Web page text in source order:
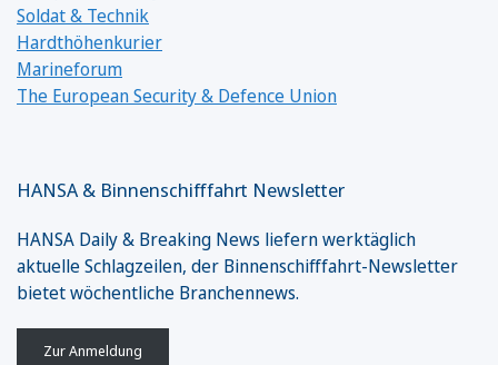
Soldat & Technik
Hardthöhenkurier
Marineforum
The European Security & Defence Union
HANSA & Binnenschifffahrt Newsletter
HANSA Daily & Breaking News liefern werktäglich
aktuelle Schlagzeilen, der Binnenschifffahrt-Newsletter
bietet wöchentliche Branchennews.
Zur Anmeldung